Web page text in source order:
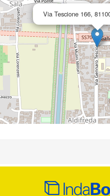
Via Tescione 166,